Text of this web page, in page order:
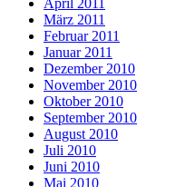
März 2011
Februar 2011
Januar 2011
Dezember 2010
November 2010
Oktober 2010
September 2010
August 2010
Juli 2010
Juni 2010
Mai 2010